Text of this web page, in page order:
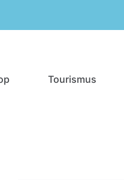
Tourismus